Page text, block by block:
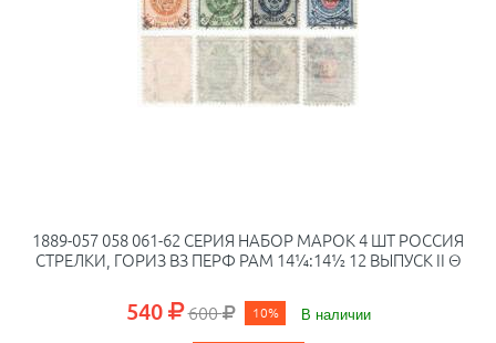
1889-057 058 061-62 СЕРИЯ НАБОР МАРОК 4 ШТ РОССИЯ
СТРЕЛКИ, ГОРИЗ ВЗ ПЕРФ РАМ 14¼:14½ 12 ВЫПУСК II Θ
540 600 10% В наличии